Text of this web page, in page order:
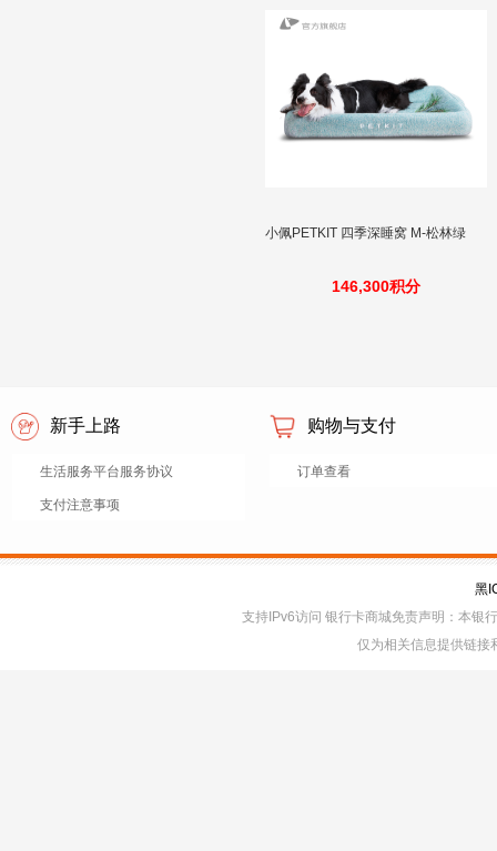
小佩PETKIT 四季深睡窝 M-松林绿
146,300积分
新手上路
生活服务平台服务协议
支付注意事项
购物与支付
订单查看
黑
支持IPv6访问 银行卡商城免责声明：本银
仅为相关信息提供链接